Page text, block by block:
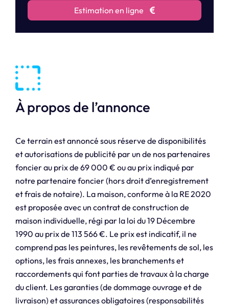
Estimation en ligne
À propos de l’annonce
Ce terrain est annoncé sous réserve de disponibilités
et autorisations de publicité par un de nos partenaires
foncier au prix de 69 000 € ou au prix indiqué par
notre partenaire foncier (hors droit d’enregistrement
et frais de notaire). La maison, conforme à la RE 2020
est proposée avec un contrat de construction de
maison individuelle, régi par la loi du 19 Décembre
1990 au prix de 113 566 €. Le prix est indicatif, il ne
comprend pas les peintures, les revêtements de sol, les
options, les frais annexes, les branchements et
raccordements qui font parties de travaux à la charge
du client. Les garanties (de dommage ouvrage et de
livraison) et assurances obligatoires (responsabilités